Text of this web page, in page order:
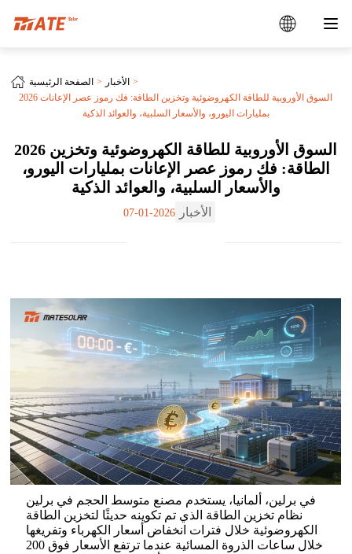
الصفحة الرئيسية
الأخبار
2026 السوق الأوروبية للطاقة الكهروضوئية وتخزين الطاقة: فك رموز عصر الإعانات
بمليارات اليورو، والأسعار السلبية، والعوائد الذكية
2026 السوق الأوروبية للطاقة الكهروضوئية وتخزين
الطاقة: فك رموز عصر الإعانات بمليارات اليورو،
والأسعار السلبية، والعوائد الذكية
الأخبار 2026-01-07
في برلين، ألمانيا، يستخدم مصنع متوسط الحجم في برلين
نظام تخزين الطاقة الذي تم تكوينه حديثًا لتخزين الطاقة
الكهروضوئية خلال فترات انخفاض أسعار الكهرباء وتفريغها
خلال ساعات الذروة المسائية عندما ترتفع الأسعار فوق 200